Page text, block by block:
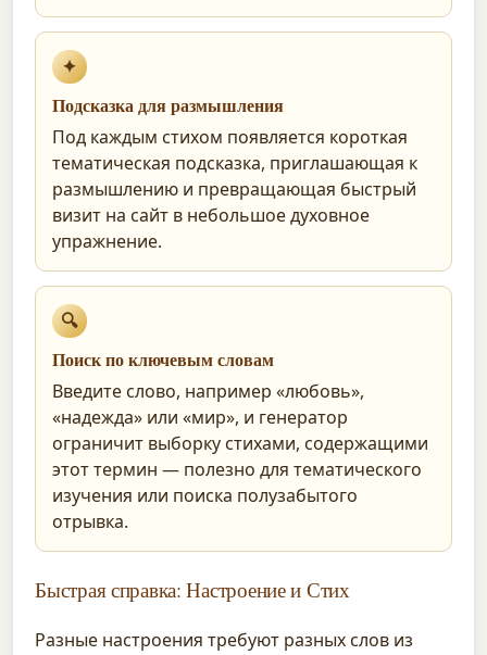
✦
Подсказка для размышления
Под каждым стихом появляется короткая
тематическая подсказка, приглашающая к
размышлению и превращающая быстрый
визит на сайт в небольшое духовное
упражнение.
🔍
Поиск по ключевым словам
Введите слово, например «любовь»,
«надежда» или «мир», и генератор
ограничит выборку стихами, содержащими
этот термин — полезно для тематического
изучения или поиска полузабытого
отрывка.
Быстрая справка: Настроение и Стих
Разные настроения требуют разных слов из